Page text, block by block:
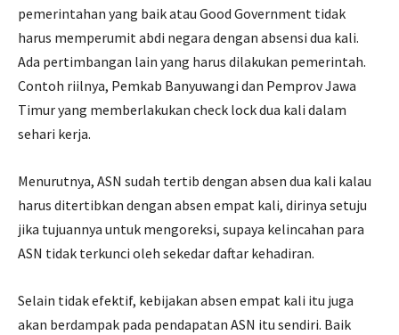
pemerintahan yang baik atau Good Government tidak
harus memperumit abdi negara dengan absensi dua kali.
Ada pertimbangan lain yang harus dilakukan pemerintah.
Contoh riilnya, Pemkab Banyuwangi dan Pemprov Jawa
Timur yang memberlakukan check lock dua kali dalam
sehari kerja.
Menurutnya, ASN sudah tertib dengan absen dua kali kalau
harus ditertibkan dengan absen empat kali, dirinya setuju
jika tujuannya untuk mengoreksi, supaya kelincahan para
ASN tidak terkunci oleh sekedar daftar kehadiran.
Selain tidak efektif, kebijakan absen empat kali itu juga
akan berdampak pada pendapatan ASN itu sendiri. Baik